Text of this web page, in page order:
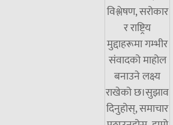
विश्लेषण, सरोकार
र राष्ट्रिय
मुद्दाहरूमा गम्भीर
संवादको माहोल
बनाउने लक्ष्य
राखेको छ।सुझाव
दिनुहोस्, समाचार